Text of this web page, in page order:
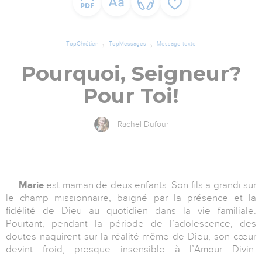
TopChrétien TopMessages Message texte
Pourquoi, Seigneur?
Pour Toi!
Rachel Dufour
Marie est maman de deux enfants. Son fils a grandi sur
le champ missionnaire, baigné par la présence et la
fidélité de Dieu au quotidien dans la vie familiale.
Pourtant, pendant la période de l’adolescence, des
doutes naquirent sur la réalité même de Dieu, son cœur
devint froid, presque insensible à l’Amour Divin.